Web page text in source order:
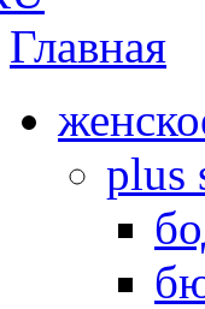
Главная
plus